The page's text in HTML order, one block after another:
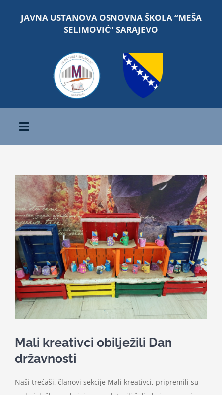
JAVNA USTANOVA OSNOVNA ŠKOLA “MEŠA
SELIMOVIĆ” SARAJEVO
Toggle
Navigation
O školi
Nastava
Učenici
Školske vijesti
Kontakt
View
Larger
Image
Mali kreativci obilježili Dan
državnosti
Naši trećaši, članovi sekcije Mali kreativci, pripremili su